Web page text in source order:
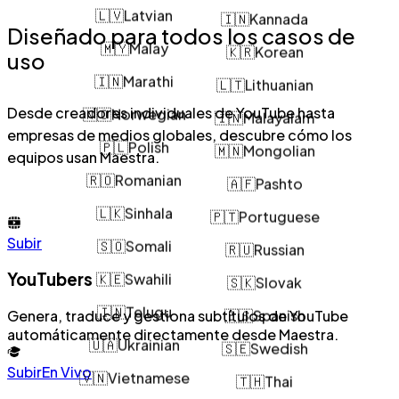
Diseñado para todos los casos de
uso
Desde creadores individuales de YouTube hasta
empresas de medios globales, descubre cómo los
equipos usan Maestra.
Subir
YouTubers
Genera, traduce y gestiona subtítulos de YouTube
automáticamente directamente desde Maestra.
SubirEn Vivo
🇱🇻Latvian
🇲🇾Malay
🇮🇳Marathi
🇳🇴Norwegian
🇵🇱Polish
🇷🇴Romanian
🇱🇰Sinhala
🇸🇴Somali
🇰🇪Swahili
🇮🇳Telugu
🇺🇦Ukrainian
🇻🇳Vietnamese
🇮🇳Kannada
🇰🇷Korean
🇱🇹Lithuanian
🇮🇳Malayalam
🇲🇳Mongolian
🇦🇫Pashto
🇵🇹Portuguese
🇷🇺Russian
🇸🇰Slovak
🇪🇸Spanish
🇸🇪Swedish
🇹🇭Thai